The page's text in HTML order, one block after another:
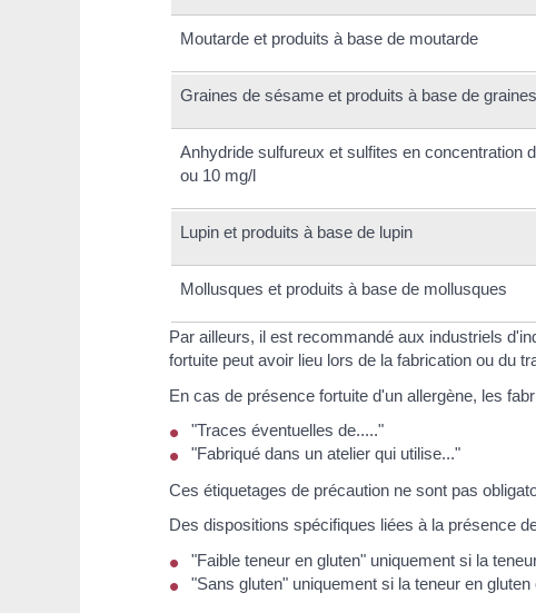
Moutarde et produits à base de moutarde
Graines de sésame et produits à base de
Anhydride sulfureux et sulfites en concentration
ou 10 mg/l
Lupin et produits à base de lupin
Mollusques et produits à base de mollusques
Par ailleurs, il est recommandé aux industriels
fortuite peut avoir lieu lors de la fabrication ou du
En cas de présence fortuite d'un allergène, les
"Traces éventuelles de....."
"Fabriqué dans un atelier qui utilise..."
Ces étiquetages de précaution ne sont pas
Des dispositions spécifiques liées à la présence
"Faible teneur en gluten" uniquement si la
"Sans gluten" uniquement si la teneur en